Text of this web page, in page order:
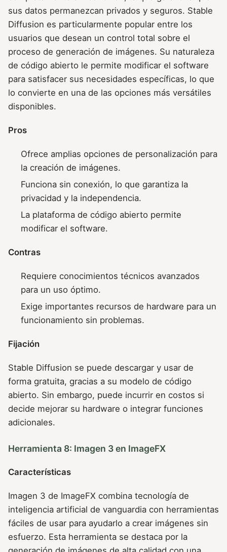
sus datos permanezcan privados y seguros. Stable
Diffusion es particularmente popular entre los
usuarios que desean un control total sobre el
proceso de generación de imágenes. Su naturaleza
de código abierto le permite modificar el software
para satisfacer sus necesidades específicas, lo que
lo convierte en una de las opciones más versátiles
disponibles.
Pros
Ofrece amplias opciones de personalización para
la creación de imágenes.
Funciona sin conexión, lo que garantiza la
privacidad y la independencia.
La plataforma de código abierto permite
modificar el software.
Contras
Requiere conocimientos técnicos avanzados
para un uso óptimo.
Exige importantes recursos de hardware para un
funcionamiento sin problemas.
Fijación
Stable Diffusion se puede descargar y usar de
forma gratuita, gracias a su modelo de código
abierto. Sin embargo, puede incurrir en costos si
decide mejorar su hardware o integrar funciones
adicionales.
Herramienta 8: Imagen 3 en ImageFX
Características
Imagen 3 de ImageFX combina tecnología de
inteligencia artificial de vanguardia con herramientas
fáciles de usar para ayudarlo a crear imágenes sin
esfuerzo. Esta herramienta se destaca por la